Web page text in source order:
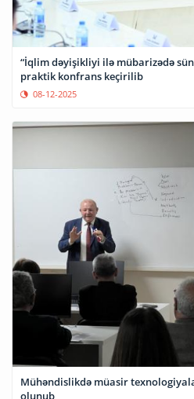
“İqlim dəyişikliyi ilə mübarizədə
praktik konfrans keçirilib
08-12-2025
Mühəndislikdə müasir